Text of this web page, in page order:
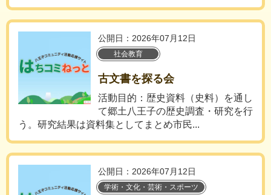
公開日：2026年07月12日
社会教育
古文書を探る会
活動目的：歴史資料（史料）を通し
て郷土八王子の歴史調査・研究を行
う。研究結果は資料集としてまとめ市民...
公開日：2026年07月12日
学術・文化・芸術・スポーツ